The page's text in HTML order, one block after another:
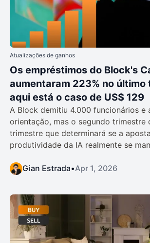
Atualizações de ganhos
Os empréstimos do Block's
aumentaram 223% no último
aqui está o caso de US$ 129
A Block demitiu 4.000 funcionários e
orientação, mas o segundo trimestre
trimestre que determinará se a
produtividade da IA realmente se
Gian Estrada•Apr 1, 2026